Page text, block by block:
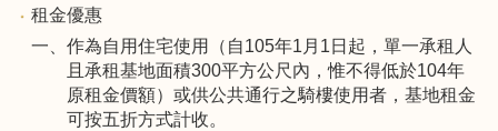
租金優惠
一、作為自用住宅使用（自105年1月1日起，單一承租人
且承租基地面積300平方公尺內，惟不得低於104年
原租金價額）或供公共通行之騎樓使用者，基地租金
可按五折方式計收。